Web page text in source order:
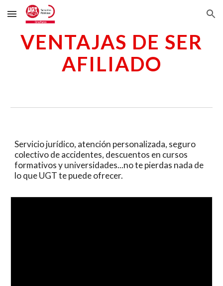
Skip to main content Skip to navigation
VENTAJAS DE SER
AFILIADO
Servicio jurídico, atención personalizada, seguro
colectivo de accidentes, descuentos en cursos
formativos y universidades...no te pierdas nada de
lo que UGT te puede ofrecer.